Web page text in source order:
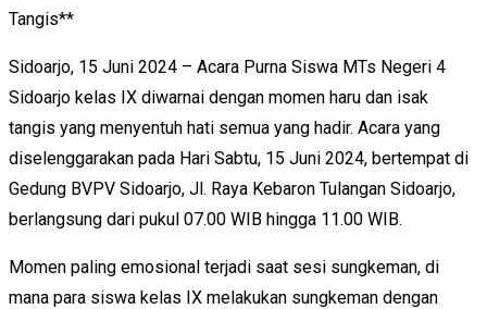
Tangis**
Sidoarjo, 15 Juni 2024 – Acara Purna Siswa MTs Negeri 4
Sidoarjo kelas IX diwarnai dengan momen haru dan isak
tangis yang menyentuh hati semua yang hadir. Acara yang
diselenggarakan pada Hari Sabtu, 15 Juni 2024, bertempat di
Gedung BVPV Sidoarjo, Jl. Raya Kebaron Tulangan Sidoarjo,
berlangsung dari pukul 07.00 WIB hingga 11.00 WIB.
Momen paling emosional terjadi saat sesi sungkeman, di
mana para siswa kelas IX melakukan sungkeman dengan